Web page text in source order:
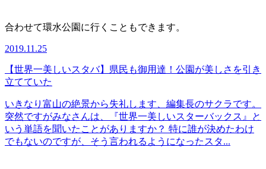
合わせて環水公園に行くこともできます。
2019.11.25
【世界一美しいスタバ】県民も御用達！公園が美しさを引き
立てていた
いきなり富山の絶景から失礼します、編集長のサクラです。
突然ですがみなさんは、『世界一美しいスターバックス』と
いう単語を聞いたことがありますか？ 特に誰が決めたわけ
でもないのですが、そう言われるようになったスタ...